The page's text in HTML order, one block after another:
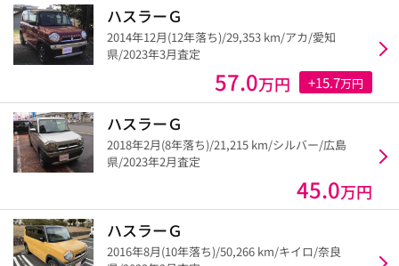
ハスラーＧ
2014年12月(12年落ち)/29,353 km/アカ/愛知
県/2023年3月査定
57.0万円 +15.7万円
ハスラーＧ
2018年2月(8年落ち)/21,215 km/シルバー/広島
県/2023年2月査定
45.0万円
ハスラーＧ
2016年8月(10年落ち)/50,266 km/キイロ/奈良